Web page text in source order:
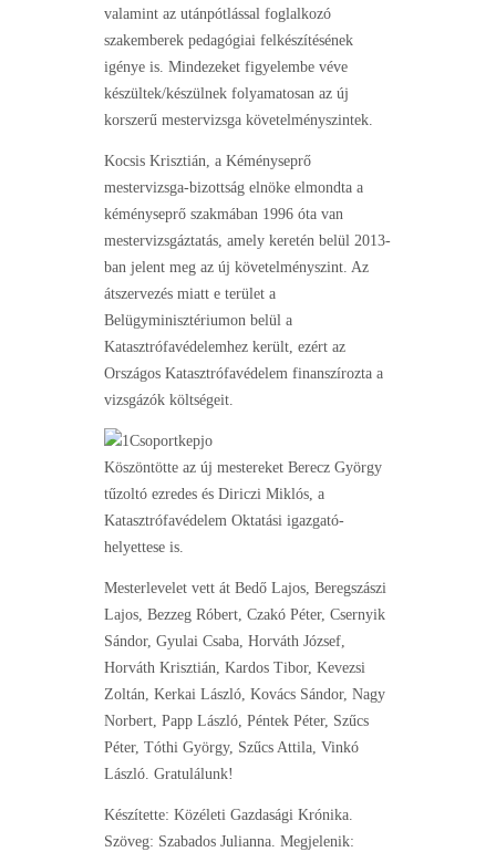
valamint az utánpótlással foglalkozó
szakemberek pedagógiai felkészítésének
igénye is. Mindezeket figyelembe véve
készültek/készülnek folyamatosan az új
korszerű mestervizsga követelményszintek.
Kocsis Krisztián, a Kéményseprő
mestervizsga-bizottság elnöke elmondta a
kéményseprő szakmában 1996 óta van
mestervizsgáztatás, amely keretén belül 2013-
ban jelent meg az új követelményszint. Az
átszervezés miatt e terület a
Belügyminisztériumon belül a
Katasztrófavédelemhez került, ezért az
Országos Katasztrófavédelem finanszírozta a
vizsgázók költségeit.
Köszöntötte az új mestereket Berecz György
tűzoltó ezredes és Diriczi Miklós, a
Katasztrófavédelem Oktatási igazgató-
helyettese is.
Mesterlevelet vett át Bedő Lajos, Beregszászi
Lajos, Bezzeg Róbert, Czakó Péter, Csernyik
Sándor, Gyulai Csaba, Horváth József,
Horváth Krisztián, Kardos Tibor, Kevezsi
Zoltán, Kerkai László, Kovács Sándor, Nagy
Norbert, Papp László, Péntek Péter, Szűcs
Péter, Tóthi György, Szűcs Attila, Vinkó
László. Gratulálunk!
Készítette: Közéleti Gazdasági Krónika.
Szöveg: Szabados Julianna. Megjelenik: